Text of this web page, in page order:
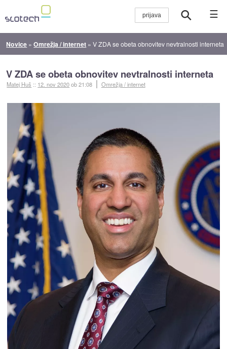
☰
Novice »Omrežja / internet »V ZDA se obeta obnovitev nevtralnosti interneta
V ZDA se obeta obnovitev nevtralnosti interneta
Matej Huš :: 12. nov 2020ob 21:08 Omrežja / internet